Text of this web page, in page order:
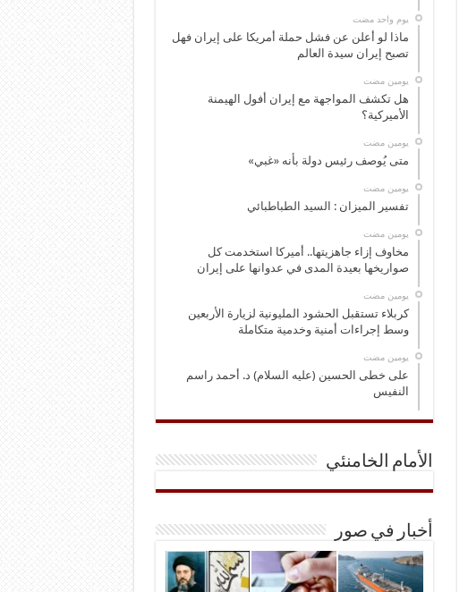
‏يوم واحد مضت
ماذا لو أعلن عن فشل حملة أمريكا على إيران فهل
تصبح إيران سيدة العالم
‏يومين مضت
هل تكشف المواجهة مع إيران أفول الهيمنة
الأميركية؟
‏يومين مضت
متى يُوصف رئيس دولة بأنه «غبي»
‏يومين مضت
تفسير الميزان : السيد الطباطبائي
‏يومين مضت
مخاوف إزاء جاهزيتها.. أميركا استخدمت كل
صواريخها بعيدة المدى في عدوانها على إيران
‏يومين مضت
كربلاء تستقبل الحشود المليونية لزيارة الأربعين
وسط إجراءات أمنية وخدمية متكاملة
‏يومين مضت
على خطى الحسين (عليه السلام) د. أحمد راسم
النفيس
الأمام الخامنئي
أخبار في صور